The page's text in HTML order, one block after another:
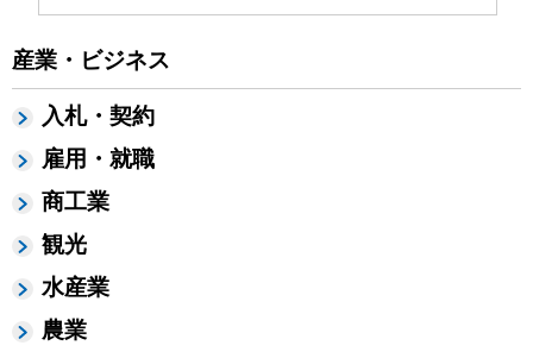
産業・ビジネス
入札・契約
雇用・就職
商工業
観光
水産業
農業